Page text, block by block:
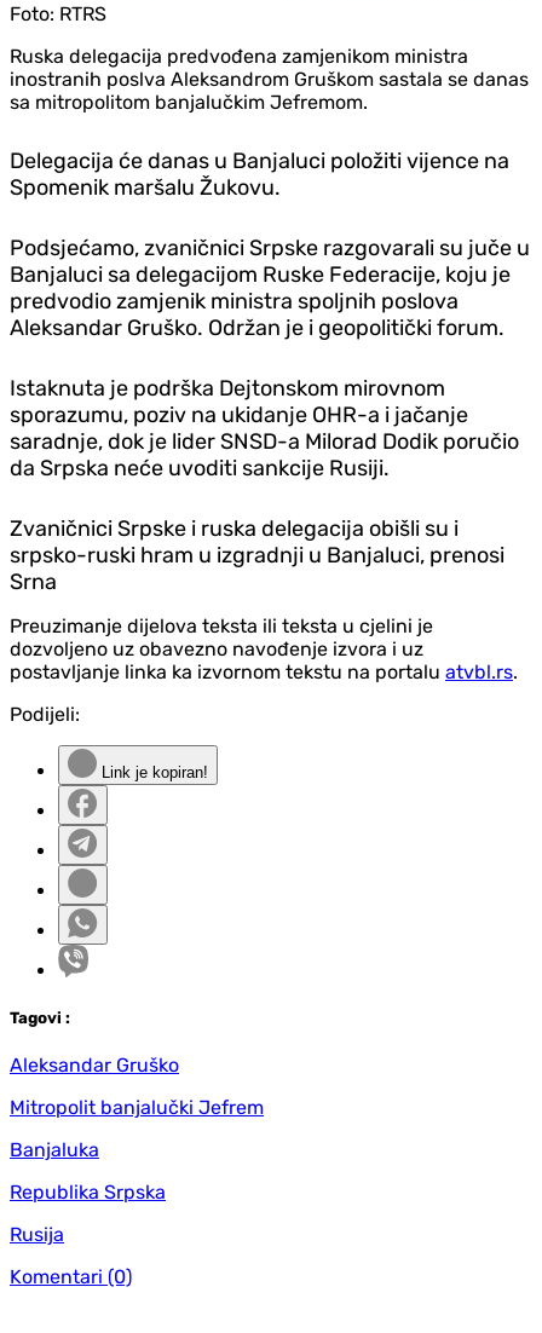
Foto: RTRS
Ruska delegacija predvođena zamjenikom ministra
inostranih poslva Aleksandrom Gruškom sastala se danas
sa mitropolitom banjalučkim Jefremom.
Delegacija će danas u Banjaluci položiti vijence na
Spomenik maršalu Žukovu.
Podsjećamo, zvaničnici Srpske razgovarali su juče u
Banjaluci sa delegacijom Ruske Federacije, koju je
predvodio zamjenik ministra spoljnih poslova
Aleksandar Gruško. Održan je i geopolitički forum.
Istaknuta je podrška Dejtonskom mirovnom
sporazumu, poziv na ukidanje OHR-a i jačanje
saradnje, dok je lider SNSD-a Milorad Dodik poručio
da Srpska neće uvoditi sankcije Rusiji.
Zvaničnici Srpske i ruska delegacija obišli su i
srpsko-ruski hram u izgradnji u Banjaluci, prenosi
Srna
Preuzimanje dijelova teksta ili teksta u cjelini je
dozvoljeno uz obavezno navođenje izvora i uz
postavljanje linka ka izvornom tekstu na portalu atvbl.rs.
Podijeli:
Link je kopiran!
Tagovi :
Aleksandar Gruško
Mitropolit banjalučki Jefrem
Banjaluka
Republika Srpska
Rusija
Komentari (0)